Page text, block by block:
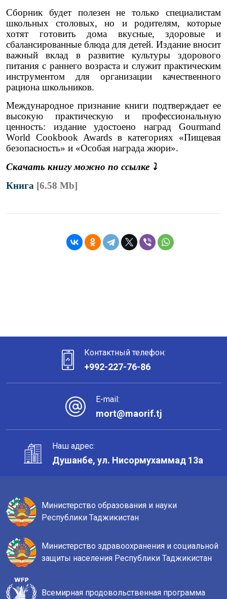
Сборник будет полезен не только специалистам
школьных столовых, но и родителям, которые
хотят готовить дома вкусные, здоровые и
сбалансированные блюда для детей. Издание вносит
важный вклад в развитие культуры здорового
питания с раннего возраста и служит практическим
инструментом для организации качественного
рациона школьников.
Международное признание книги подтверждает ее
высокую практическую и профессиональную
ценность: издание удостоено наград Gourmand
World Cookbook Awards в категориях «Пищевая
безопасность» и «Особая награда жюри».
Скачать книгу можно по ссылке ⤵️
Книга [6.58 Mb]
Контактный телефон:
+992-227-76-86
E-mail:
mort@maorif.tj
Наш адрес:
Душанбе, ул. Нисормухаммад 13а
Министерство образования и науки
Республики Таджикистан
Министерство здравоохранения и социальной
защиты населения Республики Таджикистан
Всемирная продовольственная программа